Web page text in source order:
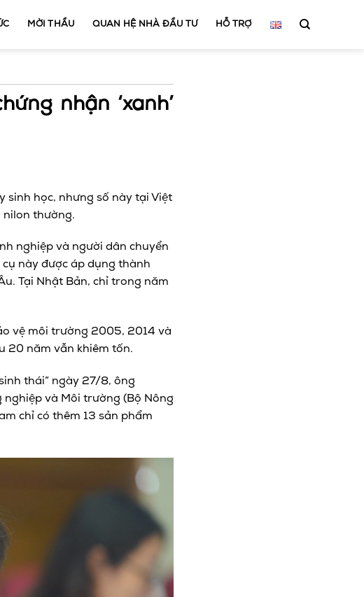
MỜI THẦU QUAN HỆ NHÀ ĐẦU TƯ HỖ TRỢ
nhận ‘xanh’
sinh học, nhưng số này tại Việt
nilon thường.
nghiệp và người dân chuyển
này được áp dụng thành
Tại Nhật Bản, chỉ trong năm
vệ môi trường 2005, 2014 và
20 năm vẫn khiêm tốn.
thái” ngày 27/8, ông
nghiệp và Môi trường (Bộ Nông
chỉ có thêm 13 sản phẩm